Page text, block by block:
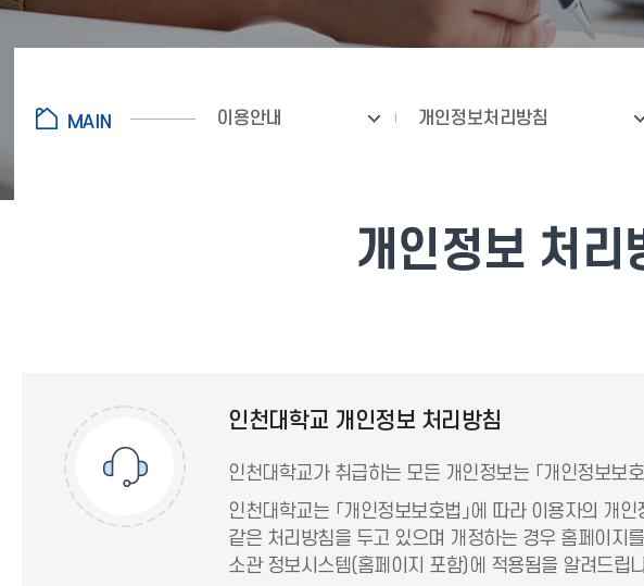
이용안내 개인정보처리방침
개인정보 처
인천대학교 개인정보 처리방침
인천대학교가 취급하는 모든 개인정보는 「개인정보보
인천대학교는 「개인정보보호법」에 따라 이용자의
같은 처리방침을 두고 있으며 개정하는 경우 홈페이지
소관 정보시스템(홈페이지 포함)에 적용됨을 알려드립